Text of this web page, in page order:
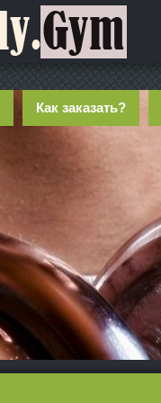
Как заказать?